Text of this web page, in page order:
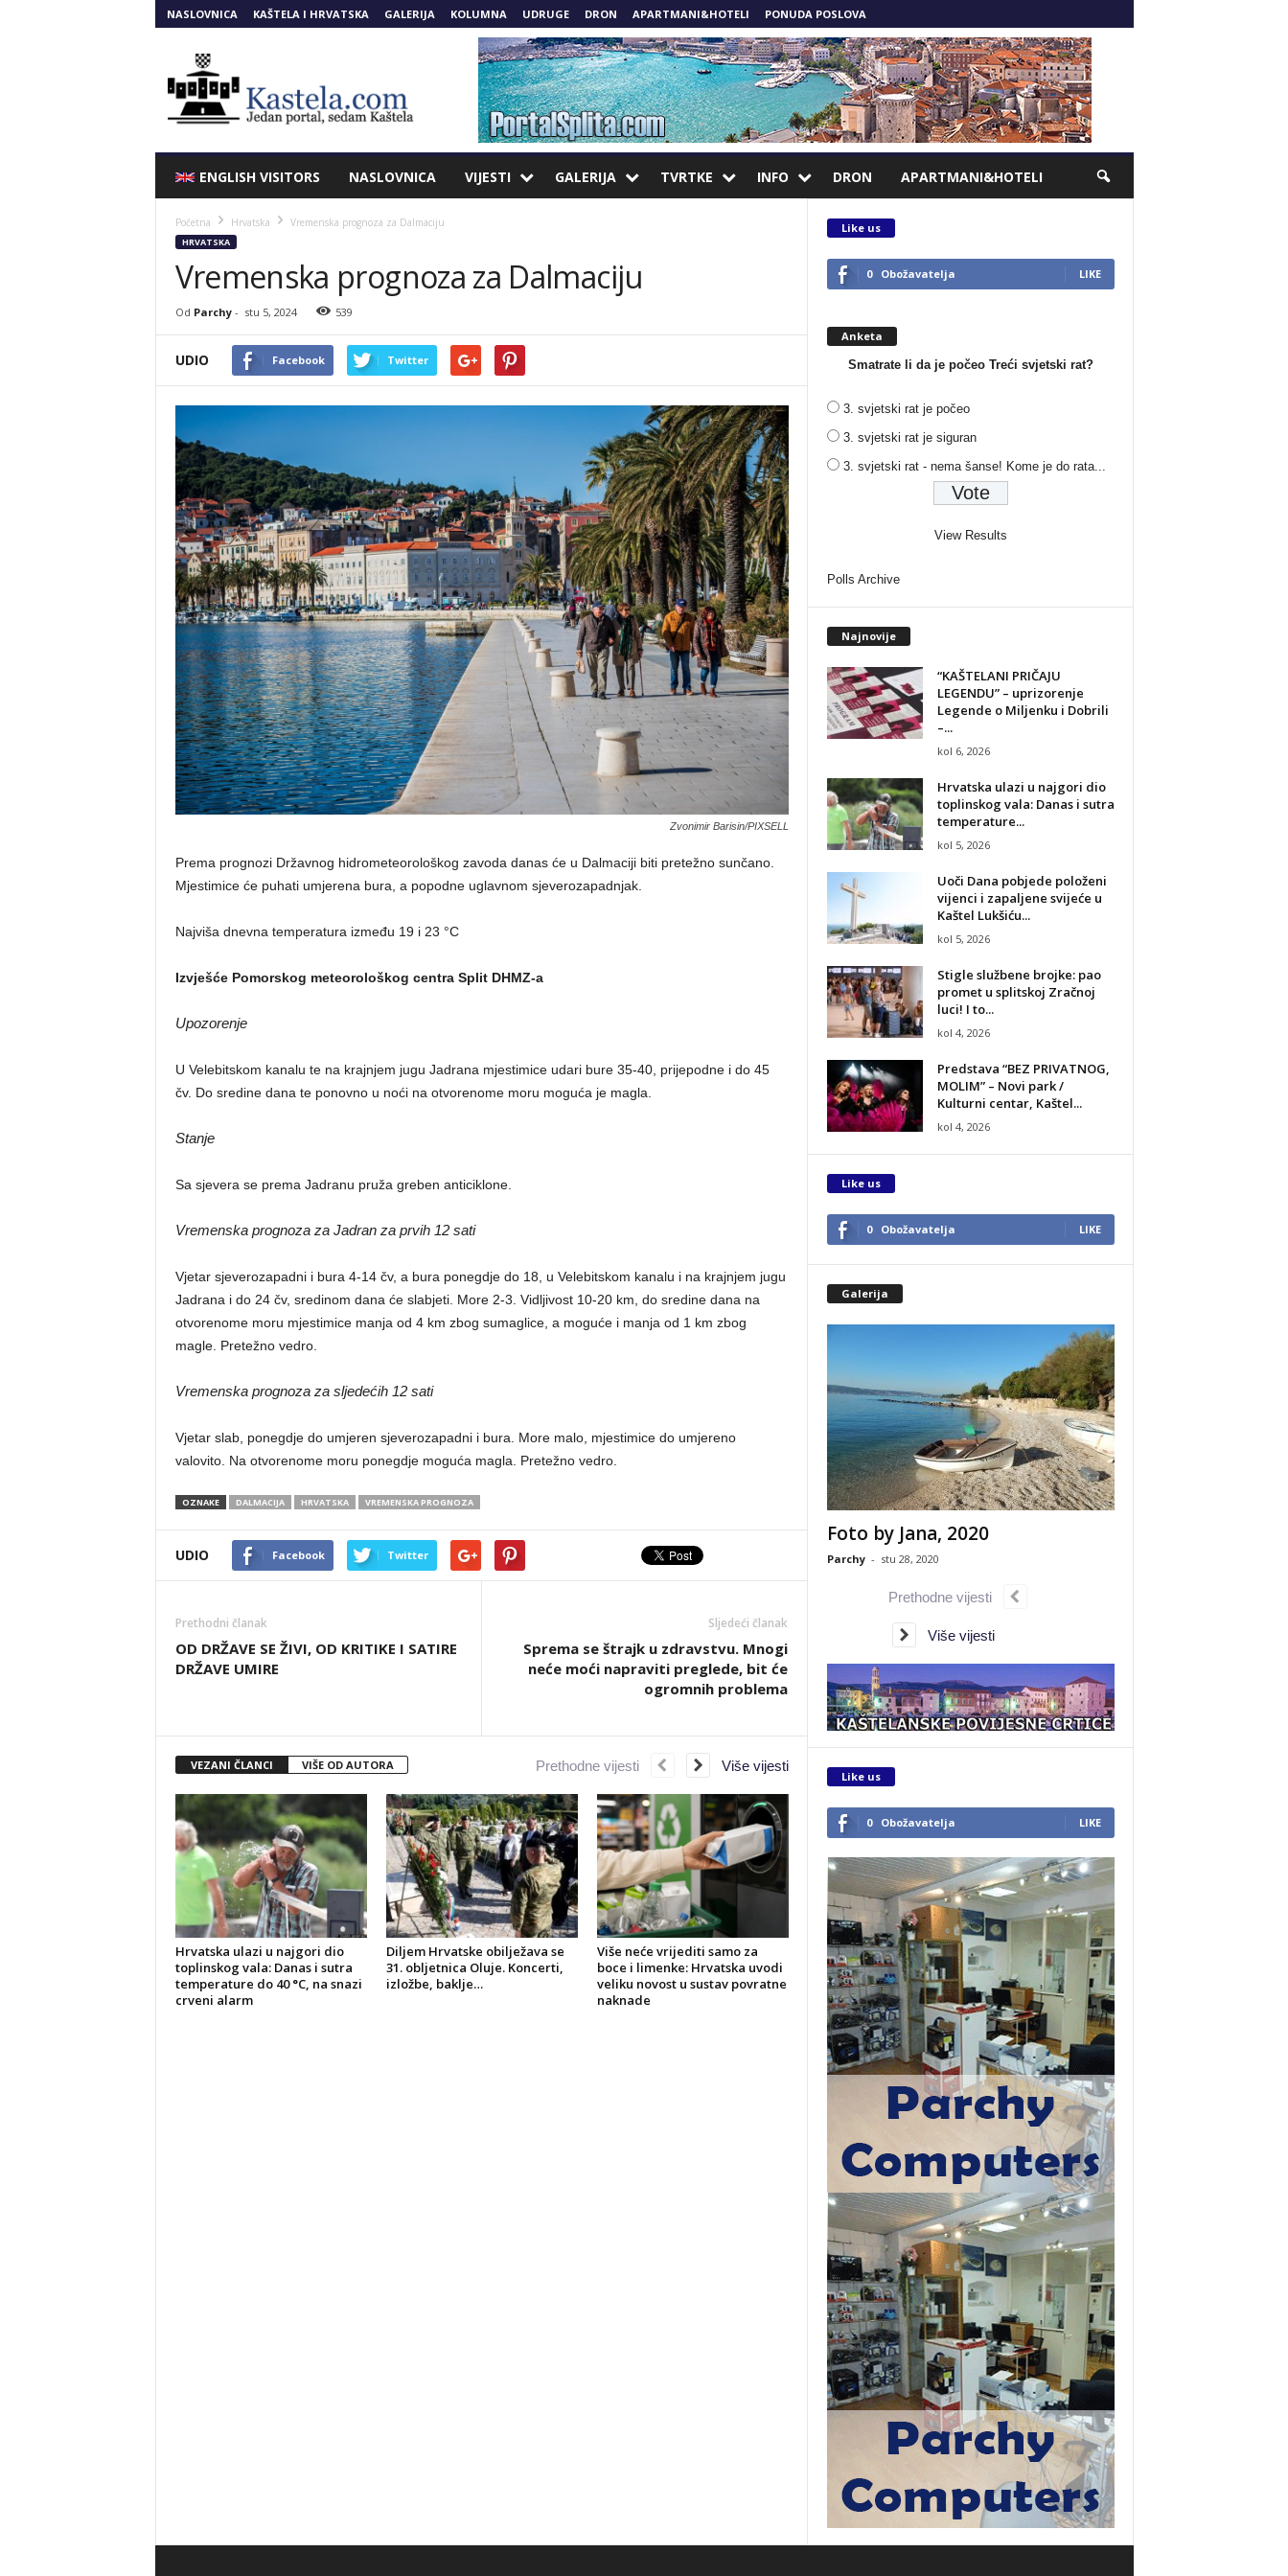
NASLOVNICA KAŠTELA I HRVATSKA GALERIJA KOLUMNA UDRUGE DRON APARTMANI&HOTELI PONUDA POSLOVA
ENGLISH VISITORS NASLOVNICA VIJESTI GALERIJA TVRTKE INFO DRON APARTMANI&HOTELI
Početna Hrvatska Vremenska prognoza za Dalmaciju
HRVATSKA
Vremenska prognoza za Dalmaciju
Od Parchy- stu 5, 2024 539
UDIO Facebook Twitter
Zvonimir Barisin/PIXSELL
Prema prognozi Državnog hidrometeorološkog zavoda danas će u Dalmaciji biti pretežno sunčano.
Mjestimice će puhati umjerena bura, a popodne uglavnom sjeverozapadnjak.
Najviša dnevna temperatura između 19 i 23 °C
Izvješće Pomorskog meteorološkog centra Split DHMZ-a
Upozorenje
U Velebitskom kanalu te na krajnjem jugu Jadrana mjestimice udari bure 35-40, prijepodne i do 45
čv. Do sredine dana te ponovno u noći na otvorenome moru moguća je magla.
Stanje
Sa sjevera se prema Jadranu pruža greben anticiklone.
Vremenska prognoza za Jadran za prvih 12 sati
Vjetar sjeverozapadni i bura 4-14 čv, a bura ponegdje do 18, u Velebitskom kanalu i na krajnjem jugu
Jadrana i do 24 čv, sredinom dana će slabjeti. More 2-3. Vidljivost 10-20 km, do sredine dana na
otvorenome moru mjestimice manja od 4 km zbog sumaglice, a moguće i manja od 1 km zbog
magle. Pretežno vedro.
Vremenska prognoza za sljedećih 12 sati
Vjetar slab, ponegdje do umjeren sjeverozapadni i bura. More malo, mjestimice do umjereno
valovito. Na otvorenome moru ponegdje moguća magla. Pretežno vedro.
OZNAKE DALMACIJA HRVATSKA VREMENSKA PROGNOZA
UDIO Facebook Twitter
Prethodni članak
OD DRŽAVE SE ŽIVI, OD KRITIKE I SATIRE
DRŽAVE UMIRE
Sljedeći članak
Sprema se štrajk u zdravstvu. Mnogi
neće moći napraviti preglede, bit će
ogromnih problema
VEZANI ČLANCI VIŠE OD AUTORA
Hrvatska ulazi u najgori dio
toplinskog vala: Danas i sutra
temperature do 40 °C, na snazi
crveni alarm
Diljem Hrvatske obilježava se
31. obljetnica Oluje. Koncerti,
izložbe, baklje…
Više neće vrijediti samo za
boce i limenke: Hrvatska uvodi
veliku novost u sustav povratne
naknade
Prethodne vijesti Više vijesti
Like us
0 Obožavatelja LIKE
Anketa
Smatrate li da je počeo Treći svjetski rat?
3. svjetski rat je počeo
3. svjetski rat je siguran
3. svjetski rat - nema šanse! Kome je do rata...
View Results
Polls Archive
Najnovije
“KAŠTELANI PRIČAJU
LEGENDU” – uprizorenje
Legende o Miljenku i Dobrili
–...
kol 6, 2026
Hrvatska ulazi u najgori dio
toplinskog vala: Danas i sutra
temperature...
kol 5, 2026
Uoči Dana pobjede položeni
vijenci i zapaljene svijeće u
Kaštel Lukšiću...
kol 5, 2026
Stigle službene brojke: pao
promet u splitskoj Zračnoj
luci! I to...
kol 4, 2026
Predstava “BEZ PRIVATNOG,
MOLIM” – Novi park /
Kulturni centar, Kaštel...
kol 4, 2026
Like us
0 Obožavatelja LIKE
Galerija
Foto by Jana, 2020
Parchy - stu 28, 2020
Prethodne vijesti
Više vijesti
Like us
0 Obožavatelja LIKE